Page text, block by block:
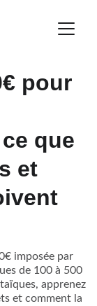
pour
que
et
imposée par
de 100 à 500
apprenez
et comment la